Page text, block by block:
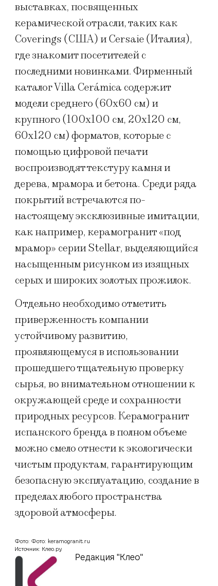
выставках, посвященных
керамической отрасли, таких как
Coverings (США) и Cersaie (Италия),
где знакомит посетителей с
последними новинками. Фирменный
каталог Villa Cerámica содержит
модели среднего (60х60 см) и
крупного (100х100 см, 20х120 см,
60х120 см) форматов, которые с
помощью цифровой печати
воспроизводят текстуру камня и
дерева, мрамора и бетона. Среди ряда
покрытий встречаются по-
настоящему эксклюзивные имитации,
как например, керамогранит «под
мрамор» серии Stellar, выделяющийся
насыщенным рисунком из изящных
серых и широких золотых прожилок.
Отдельно необходимо отметить
приверженность компании
устойчивому развитию,
проявляющемуся в использовании
прошедшего тщательную проверку
сырья, во внимательном отношении к
окружающей среде и сохранности
природных ресурсов. Керамогранит
испанского бренда в полном объеме
можно смело отнести к экологически
чистым продуктам, гарантирующим
безопасную эксплуатацию, создание в
пределах любого пространства
здоровой атмосферы.
Редакция "Клео"
Фото: Фото: keramogranit.ru
Источник: Клео.ру